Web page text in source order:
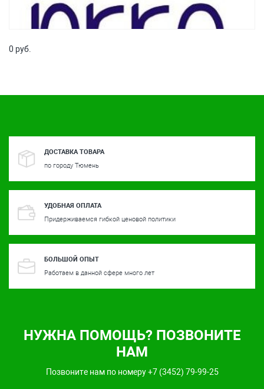
0 руб.
ДОСТАВКА ТОВАРА
по городу Тюмень
УДОБНАЯ ОПЛАТА
Придерживаемся гибкой ценовой политики
БОЛЬШОЙ ОПЫТ
Работаем в данной сфере много лет
НУЖНА ПОМОЩЬ? ПОЗВОНИТЕ
НАМ
Позвоните нам по номеру +7 (3452) 79-99-25